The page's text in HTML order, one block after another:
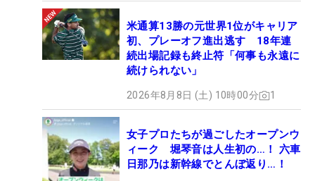
米通算13勝の元世界1位がキャリア
初、プレーオフ進出逃す 18年連
続出場記録も終止符「何事も永遠に
続けられない」
2026年8月8日 (土) 10時00分 1
女子プロたちが過ごしたオープンウ
ィーク 堀琴音は人生初の…！ 六車
日那乃は新幹線でとんぼ返り…！